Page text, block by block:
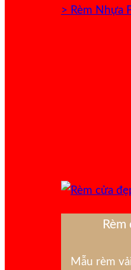
> Rèm Nhựa
Mẫu rèm